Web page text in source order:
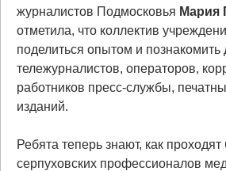
журналистов Подмосковья Мария
отметила, что коллектив
поделиться опытом и познакомить
тележурналистов, операторов,
работников пресс-службы,
изданий.
Ребята теперь знают, как проходят
серпуховских профессионалов